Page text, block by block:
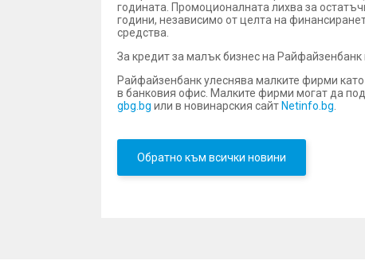
годината. Промоционалната лихва за
години, независимо от целта на
средства.
За кредит за малък бизнес на
Райфайзенбанк улеснява малките фирми
в банковия офис. Малките фирми могат да
gbg.bg или в новинарския сайт Netinfo.bg
Обратно към всички новини